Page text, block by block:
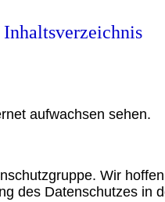
Inhaltsverzeichnis
aufwachsen sehen.
Wir
des Datenschutzes in